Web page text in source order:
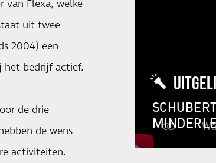
van Flexa, welke
uit twee
2004) een
het bedrijf actief.
de drie
de wens
activiteiten.